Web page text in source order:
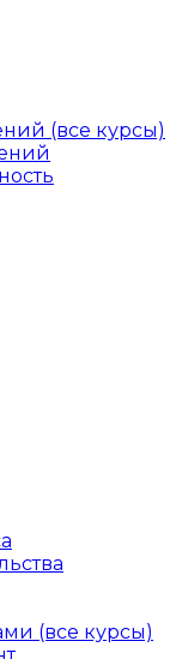
(все курсы)
(все курсы)